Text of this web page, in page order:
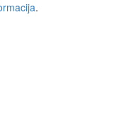
.